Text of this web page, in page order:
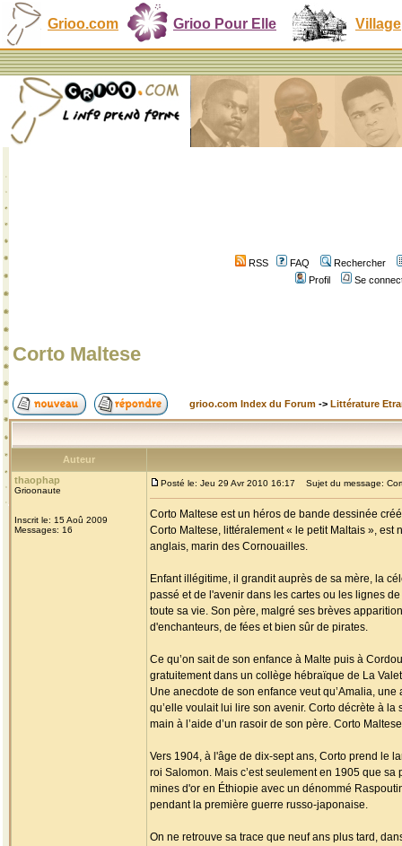
Grioo.com Grioo Pour Elle Village
RSS FAQ
Rechercher
Profil
Se
Corto Maltese
grioo.com Index du Forum -> Littérature
Auteur
thaophap
Grioonaute
Inscrit le: 15 Aoû 2009
Messages: 16
Posté le: Jeu 29 Avr 2010 16:17 Sujet du message:
Corto Maltese est un héros de bande dessinée
Corto Maltese, littéralement « le petit Maltais », est
anglais, marin des Cornouailles.
Enfant illégitime, il grandit auprès de sa mère, la
passé et de l'avenir dans les cartes ou les lignes
toute sa vie. Son père, malgré ses brèves
d'enchanteurs, de fées et bien sûr de pirates.
Ce qu’on sait de son enfance à Malte puis à
gratuitement dans un collège hébraïque de La
Une anecdote de son enfance veut qu’Amalia,
qu’elle voulait lui lire son avenir. Corto décrète à
main à l’aide d’un rasoir de son père. Corto
Vers 1904, à l'âge de dix-sept ans, Corto prend le
roi Salomon. Mais c’est seulement en 1905 que
mines d'or en Éthiopie avec un dénommé
pendant la première guerre russo-japonaise.
On ne retrouve sa trace que neuf ans plus tard,